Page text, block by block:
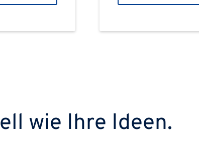
wie Ihre Ideen.